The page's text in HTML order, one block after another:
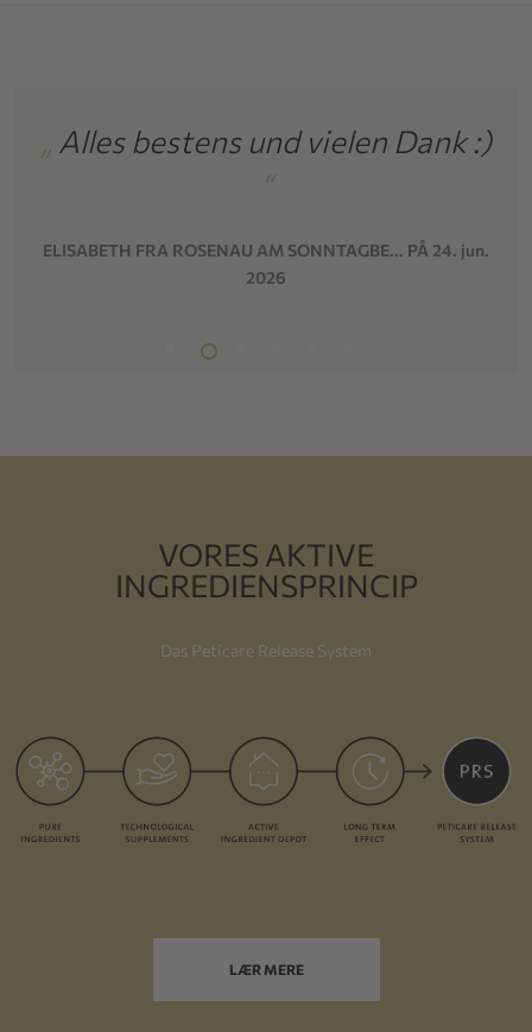
bestens und vielen Dank :)
FRA ROSENAU AM SONNTAGBE... PÅ 24. jun.
„Ich
VORES AKTIVE
INGREDIENSPRINCIP
Das Peticare Release System
LÆR MERE